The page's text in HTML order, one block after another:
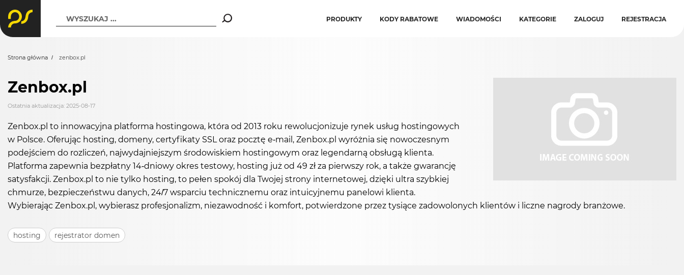
WYSZUKAJ ... PRODUKTY KODY RABATOWE WIADOMOŚCI KATEGORIE ZALOGUJ REJESTRACJA
Strona główna zenbox.pl
Zenbox.pl
Ostatnia aktualizacja: 2025-08-17
Zenbox.pl to innowacyjna platforma hostingowa, która od 2013 roku rewolucjonizuje rynek usług hostingowych
w Polsce. Oferując hosting, domeny, certyfikaty SSL oraz pocztę e-mail, Zenbox.pl wyróżnia się nowoczesnym
podejściem do rozliczeń, najwydajniejszym środowiskiem hostingowym oraz legendarną obsługą klienta.
Platforma zapewnia bezpłatny 14-dniowy okres testowy, hosting już od 49 zł za pierwszy rok, a także gwarancję
satysfakcji. Zenbox.pl to nie tylko hosting, to pełen spokój dla Twojej strony internetowej, dzięki ultra szybkiej
chmurze, bezpieczeństwu danych, 24/7 wsparciu technicznemu oraz intuicyjnemu panelowi klienta.
Wybierając Zenbox.pl, wybierasz profesjonalizm, niezawodność i komfort, potwierdzone przez tysiące zadowolonych klientów i liczne nagrody branżowe.
hosting rejestrator domen